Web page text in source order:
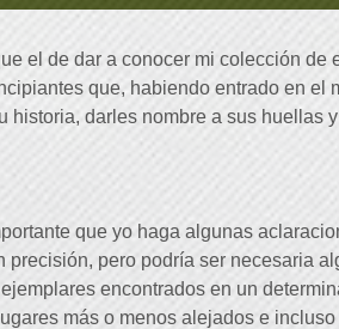
el de dar a conocer mi colección de
que, habiendo entrado en el
darles nombre a sus huellas
que yo haga algunas
pero podría ser necesaria
encontrados en un
más o menos alejados e